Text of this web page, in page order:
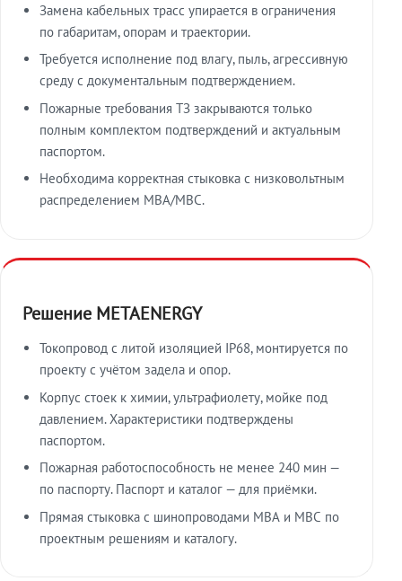
Замена кабельных трасс упирается в ограничения
по габаритам, опорам и траектории.
Требуется исполнение под влагу, пыль, агрессивную
среду с документальным подтверждением.
Пожарные требования ТЗ закрываются только
полным комплектом подтверждений и актуальным
паспортом.
Необходима корректная стыковка с низковольтным
распределением МВА/МВС.
Решение METAENERGY
Токопровод с литой изоляцией IP68, монтируется по
проекту с учётом задела и опор.
Корпус стоек к химии, ультрафиолету, мойке под
давлением. Характеристики подтверждены
паспортом.
Пожарная работоспособность не менее 240 мин —
по паспорту. Паспорт и каталог — для приёмки.
Прямая стыковка с шинопроводами МВА и МВС по
проектным решениям и каталогу.